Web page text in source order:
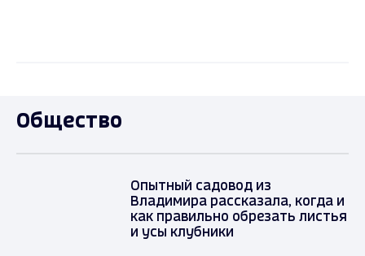
Общество
Опытный садовод из
Владимира рассказала, когда и
как правильно обрезать листья
и усы клубники